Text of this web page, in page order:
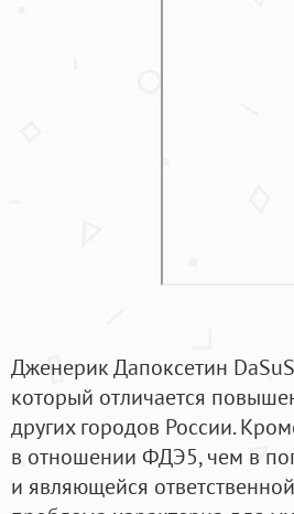
Дженерик Дапоксетин
который отличается
других городов России.
в отношении ФДЭ5, чем в
и являющейся